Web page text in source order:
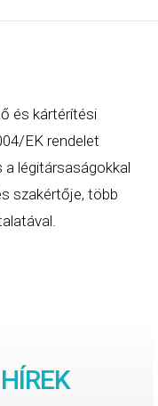
és kártérítési
EK rendelet
légitársaságokkal
szakértője, több